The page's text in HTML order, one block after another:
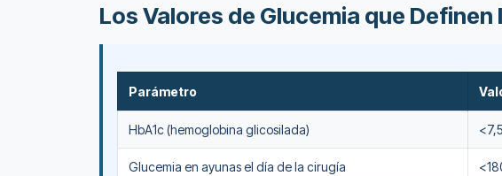
Los Valores de Glucemia que Definen
Parámetro
HbA1c (hemoglobina glicosilada)
Glucemia en ayunas el día de la cirugía